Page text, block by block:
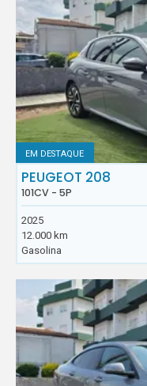
EM DESTAQUE
PEUGEOT 208
101CV - 5P
2025
12.000 km
Gasolina